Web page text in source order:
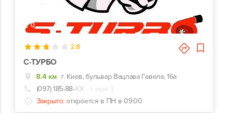
0
2.8
С-ТУРБО
8.4 км г. Киев, бульвар Вацлава Гавела, 16а
(097) 185-88-ХХ
+ еще 3
Закрыто: откроется в ПН в 09:00